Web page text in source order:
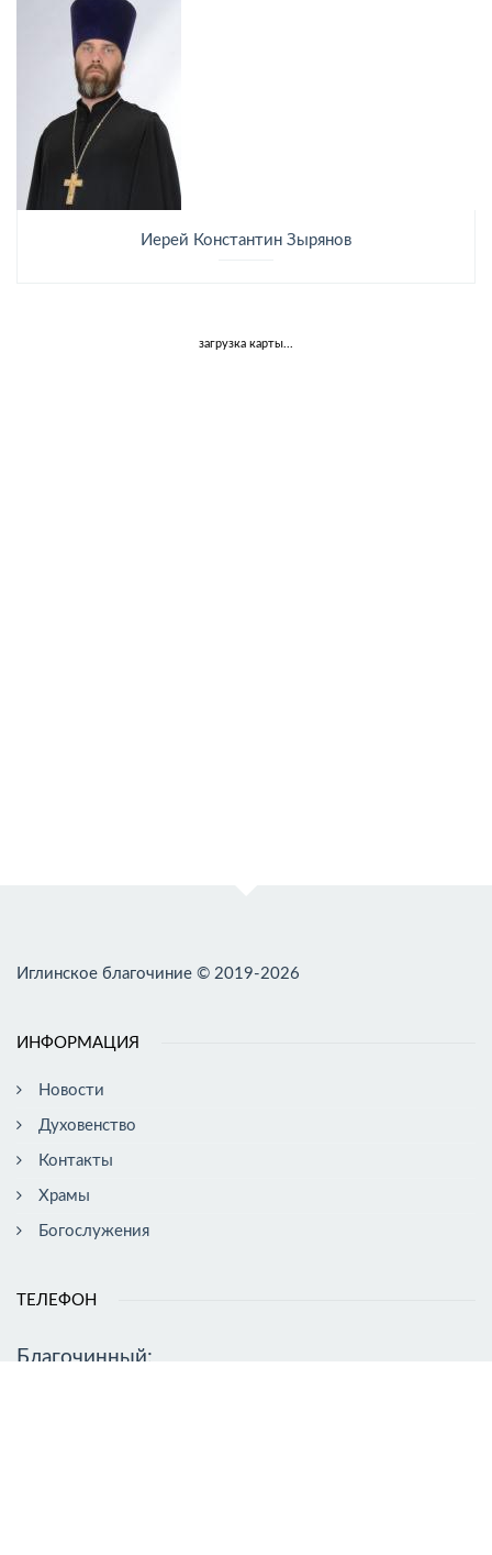
7 ИЮНЯ 2026
Иерей Константин Зырянов
загрузка карты...
Иглинское благочиние © 2019-2026
ИНФОРМАЦИЯ
Новости
Духовенство
Контакты
Храмы
Богослужения
ТЕЛЕФОН
Благочинный: